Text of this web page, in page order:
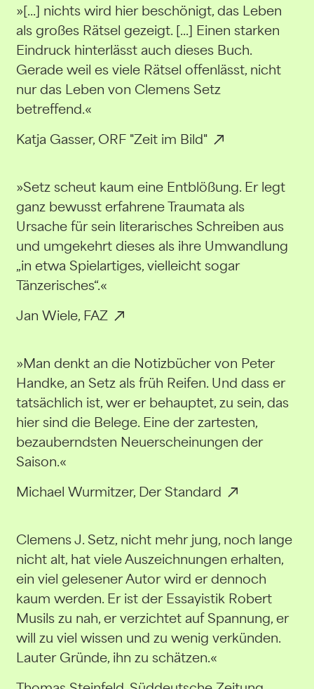
»[...] nichts wird hier beschönigt, das Leben
als großes Rätsel gezeigt. [...] Einen starken
Eindruck hinterlässt auch dieses Buch.
Gerade weil es viele Rätsel offenlässt, nicht
nur das Leben von Clemens Setz
betreffend.«
Katja Gasser, ORF "Zeit im Bild"
»Setz scheut kaum eine Entblößung. Er legt
ganz bewusst erfahrene Traumata als
Ursache für sein literarisches Schreiben aus
und umgekehrt dieses als ihre Umwandlung
„in etwa Spielartiges, vielleicht sogar
Tänzerisches“.«
Jan Wiele, FAZ
»Man denkt an die Notizbücher von Peter
Handke, an Setz als früh Reifen. Und dass er
tatsächlich ist, wer er behauptet, zu sein, das
hier sind die Belege. Eine der zartesten,
bezauberndsten Neuerscheinungen der
Saison.«
Michael Wurmitzer, Der Standard
Clemens J. Setz, nicht mehr jung, noch lange
nicht alt, hat viele Auszeichnungen erhalten,
ein viel gelesener Autor wird er dennoch
kaum werden. Er ist der Essayistik Robert
Musils zu nah, er verzichtet auf Spannung, er
will zu viel wissen und zu wenig verkünden.
Lauter Gründe, ihn zu schätzen.«